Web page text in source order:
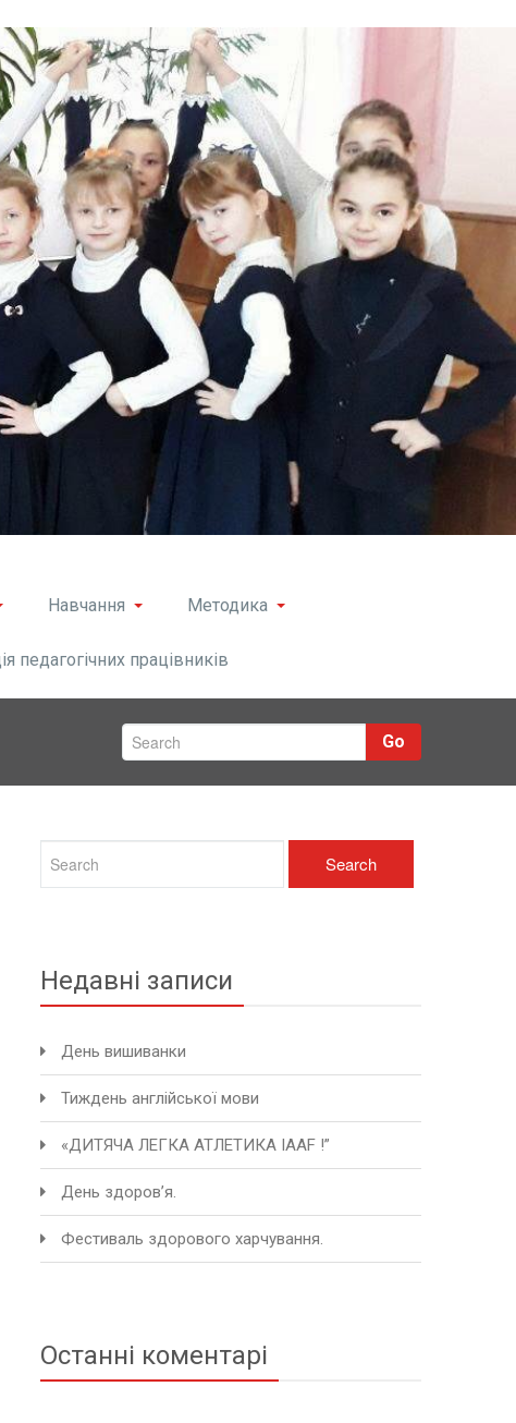
Навчання Методика
педагогічних працівників
Go
Недавні записи
День вишиванки
Тиждень англійської мови
«ДИТЯЧА ЛЕГКА АТЛЕТИКА IAAF !”
День здоров’я.
Фестиваль здорового харчування.
Останні коментарі